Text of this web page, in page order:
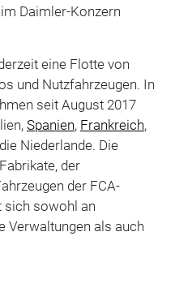
Daimler-Konzern
eine Flotte von
und Nutzfahrzeugen. In
seit August 2017
Spanien, Frankreich,
Niederlande. Die
der
der FCA-
sich sowohl an
Verwaltungen als auch